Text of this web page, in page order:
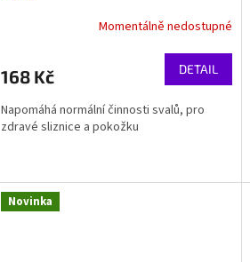
Momentálně nedostupné
168 Kč DETAIL
Napomáhá normální činnosti svalů, pro
zdravé sliznice a pokožku
Novinka